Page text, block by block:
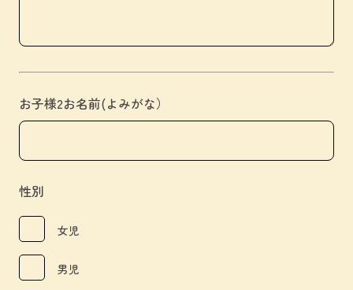
お子様2お名前(よみがな）
性別
女児
男児